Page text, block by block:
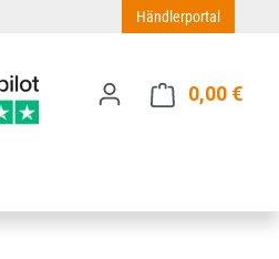
Händlerportal
0,00 €